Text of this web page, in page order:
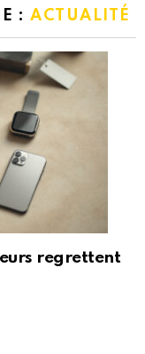
: ACTUALITÉ
regrettent